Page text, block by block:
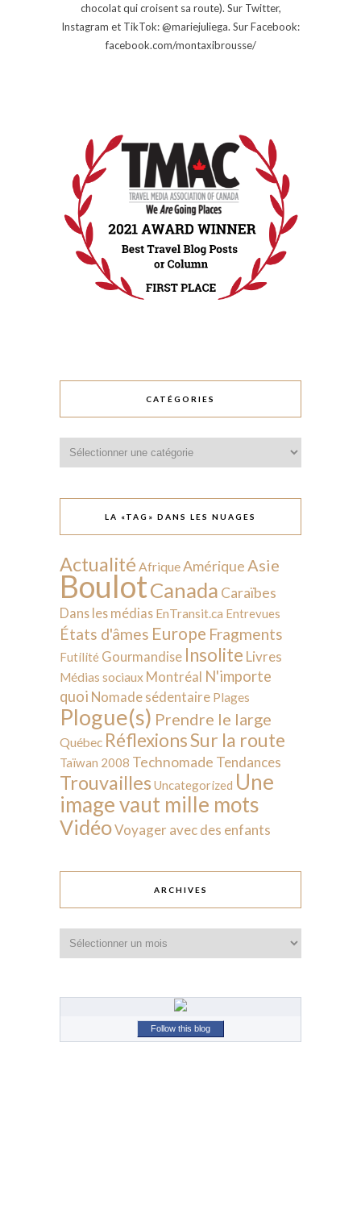
chocolat qui croisent sa route). Sur Twitter,
Instagram et TikTok: @mariejuliega. Sur Facebook:
facebook.com/montaxibrousse/
CATÉGORIES
LA «TAG» DANS LES NUAGES
Actualité AfriqueAmérique Asie
BoulotCanada Caraïbes
Dans les médias EnTransit.ca Entrevues
États d'âmes Europe Fragments
Futilité Gourmandise Insolite Livres
Médias sociaux Montréal N'importe
quoi Nomade sédentaire Plages
Plogue(s) Prendre le large
Québec RéflexionsSur la route
Taïwan 2008 Technomade Tendances
Trouvailles Uncategorized Une
image vaut mille mots
VidéoVoyager avec des enfants
ARCHIVES
Follow this blog